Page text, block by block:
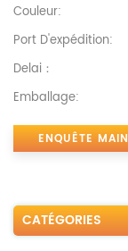
Couleur:
Port D'expédition:
Delai：
Emballage:
ENQUÊTE
CATÉGORIES